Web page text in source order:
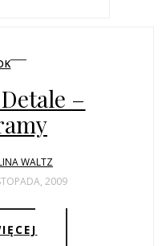
–
WALTZ
2009